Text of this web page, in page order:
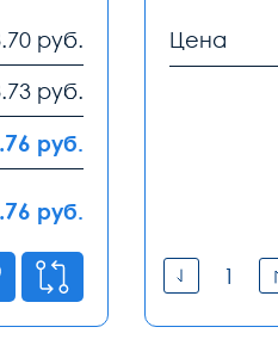
руб.
руб.
руб.
руб.
Цена